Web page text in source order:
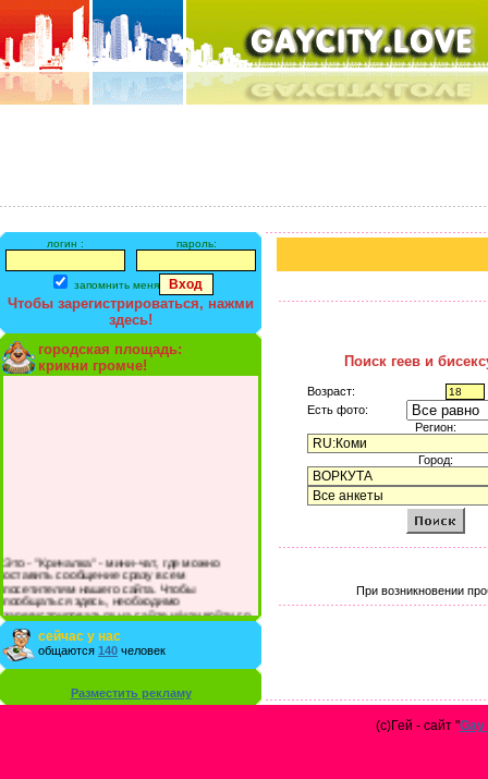
логин : пароль:
запомнить меня
Чтобы зарегистрироваться, нажми
здесь!
городская площадь:
крикни громче!
Это - "Кричалка" - мини-чат, где можно
оставить сообщение сразу всем
посетителям нашего сайта. Чтобы
пообщаться здесь, необходимо
зарегистрироваться на сайте и/или войти со
своими логином и паролем.
сейчас у нас
общаются 140 человек
Разместить рекламу
Поиск геев и
Возраст:
Есть фото:
Регион:
Город:
При возникновении
(с)Гей - сайт "Gay